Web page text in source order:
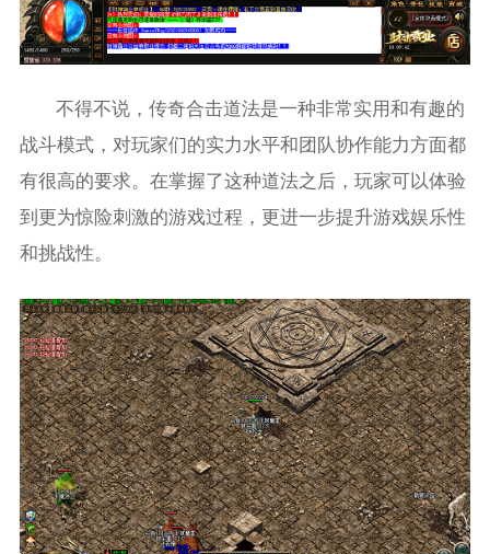
不得不说，传奇合击道法是一种非常实用和有趣的
战斗模式，对玩家们的实力水平和团队协作能力方面都
有很高的要求。在掌握了这种道法之后，玩家可以体验
到更为惊险刺激的游戏过程，更进一步提升游戏娱乐性
和挑战性。